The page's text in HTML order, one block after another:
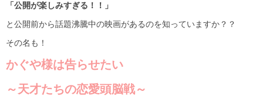
「公開が楽しみすぎる！！」
と公開前から話題沸騰中の映画があるのを知っていますか？？
その名も！
かぐや様は告らせたい
～天才たちの恋愛頭脳戦～